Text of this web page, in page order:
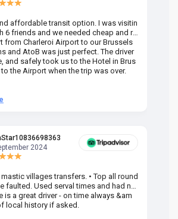
affordable transit option. I was visitin
6 friends and we needed cheap and re
from Charleroi Airport to our Brussels
and AtoB was just perfect. The driver
and safely took us to the Hotel in Brus
the Airport when the trip was over.
2024
villages transfers. • Top all round
faulted. Used serval times and had no
is a great driver - on time always &am
local history if asked.